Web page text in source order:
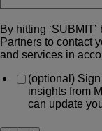
By hitting
Partners to contact
and services in
(optional)
insights from
can update